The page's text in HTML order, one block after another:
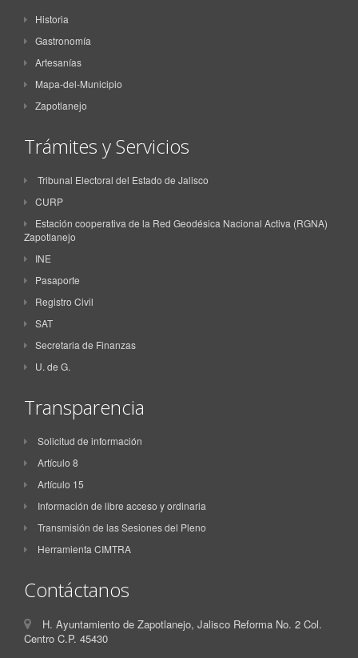
Historia
Gastronomía
Artesanías
Mapa-del-Municipio
Zapotlanejo
Trámites y Servicios
Tribunal Electoral del Estado de Jalisco
CURP
Estación cooperativa de la Red Geodésica Nacional Activa (RGNA)
Zapotlanejo
INE
Pasaporte
Registro Civil
SAT
Secretaria de Finanzas
U. de G.
Transparencia
Solicitud de información
Artículo 8
Artículo 15
Información de libre acceso y ordinaria
Transmisión de las Sesiones del Pleno
Herramienta CIMTRA
Contáctanos
H. Ayuntamiento de Zapotlanejo, Jalisco Reforma No. 2 Col.
Centro C.P. 45430